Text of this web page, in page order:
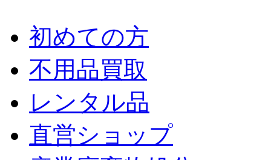
初めての方
不用品買取
レンタル品
直営ショップ